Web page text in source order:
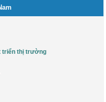
triển thị trường